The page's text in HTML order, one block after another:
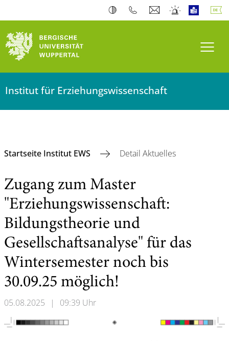
Institut für Erziehungswissenschaft
Startseite Institut EWS Detail Aktuelles
Zugang zum Master
"Erziehungswissenschaft:
Bildungstheorie und
Gesellschaftsanalyse" für das
Wintersemester noch bis
30.09.25 möglich!
05.08.2025 | 09:39 Uhr